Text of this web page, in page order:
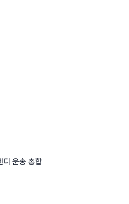
디 운송 총합